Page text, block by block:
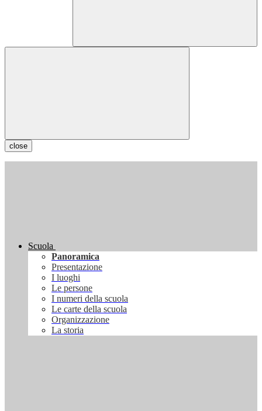
close
Scuola
Panoramica
Presentazione
I luoghi
Le persone
I numeri della scuola
Le carte della scuola
Organizzazione
La storia